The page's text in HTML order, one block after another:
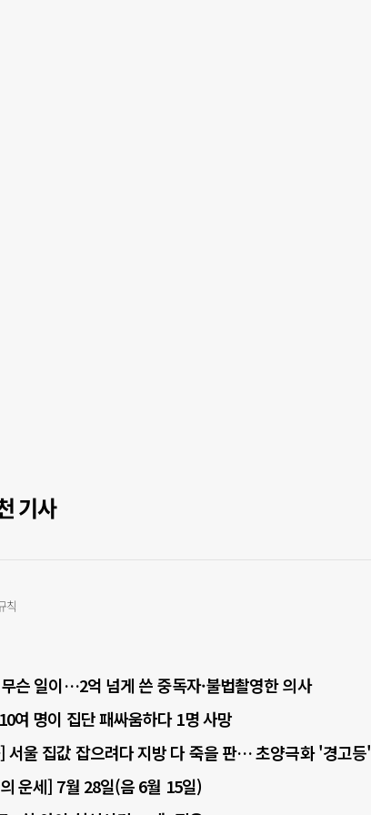
기사
칙
슨 일이…2억 넘게 쓴 중독자·불법촬영한 의사
여 명이 집단 패싸움하다 1명 사망
서울 집값 잡으려다 지방 다 죽을 판… 초양극화 '경고등'
운세] 7월 28일(음 6월 15일)